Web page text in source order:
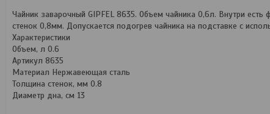
Чайник заварочный GIPFEL 8635. Объем чайника 0,6л. Внутри
стенок 0,8мм. Допускается подогрев чайника на подставке с
Характеристики
Объем, л 0.6
Артикул 8635
Материал Нержавеющая сталь
Толщина стенок, мм 0.8
Диаметр дна, см 13